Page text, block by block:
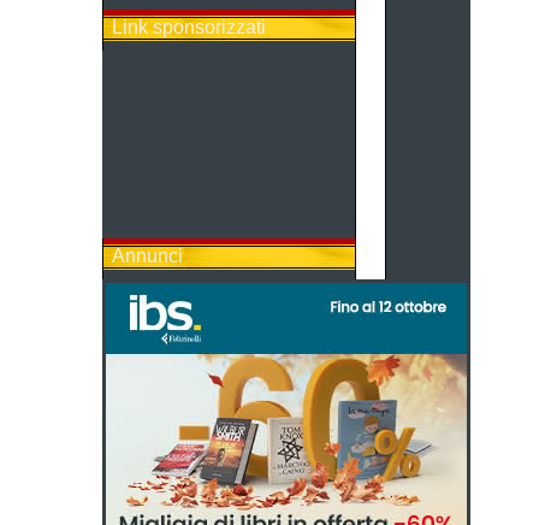
Link sponsorizzati
Annunci